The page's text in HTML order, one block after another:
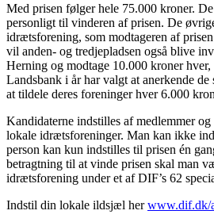
Med prisen følger hele 75.000 kroner.
personligt til vinderen af prisen. De
idrætsforening, som modtageren af
vil anden- og tredjepladsen også blive
Herning og modtage 10.000 kroner hver,
Landsbank i år har valgt at anerkende
at tildele deres foreninger hver 6.000
Kandidaterne indstilles af medlemmer
lokale idrætsforeninger. Man kan ikke
person kan kun indstilles til prisen én
betragtning til at vinde prisen skal man
idrætsforening under et af DIF’s 62
Indstil din lokale ildsjæl herwww.dif.dk/